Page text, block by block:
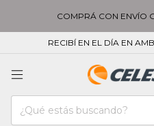
COMPRÁ CON ENVÍO
RECIBÍ EN EL DÍA EN